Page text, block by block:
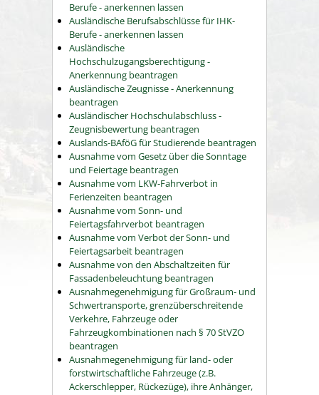
Berufe - anerkennen lassen
Ausländische Berufsabschlüsse für IHK-
Berufe - anerkennen lassen
Ausländische
Hochschulzugangsberechtigung -
Anerkennung beantragen
Ausländische Zeugnisse - Anerkennung
beantragen
Ausländischer Hochschulabschluss -
Zeugnisbewertung beantragen
Auslands-BAföG für Studierende beantragen
Ausnahme vom Gesetz über die Sonntage
und Feiertage beantragen
Ausnahme vom LKW-Fahrverbot in
Ferienzeiten beantragen
Ausnahme vom Sonn- und
Feiertagsfahrverbot beantragen
Ausnahme vom Verbot der Sonn- und
Feiertagsarbeit beantragen
Ausnahme von den Abschaltzeiten für
Fassadenbeleuchtung beantragen
Ausnahmegenehmigung für Großraum- und
Schwertransporte, grenzüberschreitende
Verkehre, Fahrzeuge oder
Fahrzeugkombinationen nach § 70 StVZO
beantragen
Ausnahmegenehmigung für land- oder
forstwirtschaftliche Fahrzeuge (z.B.
Ackerschlepper, Rückezüge), ihre Anhänger,